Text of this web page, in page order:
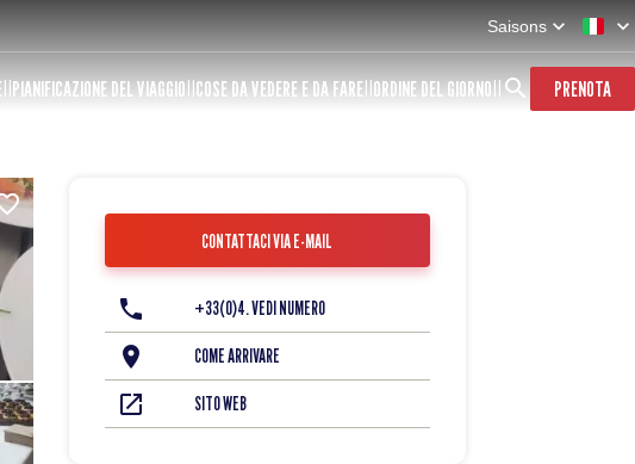
Saisons
PIANIFICAZIONE DEL VIAGGIO COSE DA VEDERE E DA FARE ORDINE DEL GIORNO PRENOTA
CONTATTACI VIA E-MAIL
+33(0)4. VEDI NUMERO
COME ARRIVARE
SITO WEB